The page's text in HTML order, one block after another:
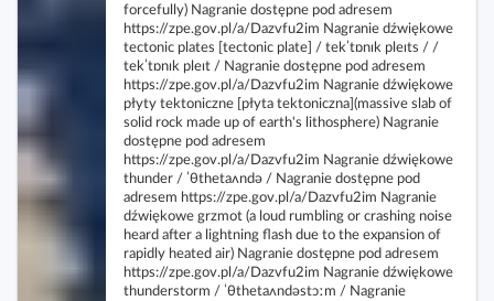
forcefully) Nagranie dostępne pod adresem
https://zpe.gov.pl/a/Dazvfu2im Nagranie dźwiękowe
tectonic plates [tectonic plate] / tekˈtɒnɪk pleɪts / /
tekˈtɒnɪk pleɪt / Nagranie dostępne pod adresem
https://zpe.gov.pl/a/Dazvfu2im Nagranie dźwiękowe
płyty tektoniczne [płyta tektoniczna](massive slab of
solid rock made up of earth's lithosphere) Nagranie
dostępne pod adresem
https://zpe.gov.pl/a/Dazvfu2im Nagranie dźwiękowe
thunder / ˈθthetaʌndə / Nagranie dostępne pod
adresem https://zpe.gov.pl/a/Dazvfu2im Nagranie
dźwiękowe grzmot (a loud rumbling or crashing noise
heard after a lightning flash due to the expansion of
rapidly heated air) Nagranie dostępne pod adresem
https://zpe.gov.pl/a/Dazvfu2im Nagranie dźwiękowe
thunderstorm / ˈθthetaʌndəstɔːm / Nagranie